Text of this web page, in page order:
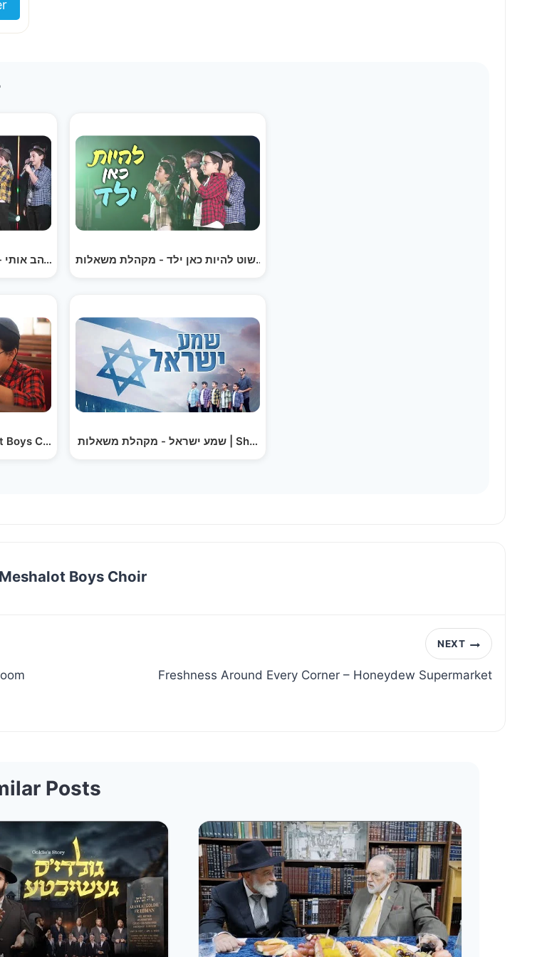
תמיד אוהב אותי - מקהלת משאלות והבוגרים | Mesholot…
Choir (Naftali Kempeh Cover) שמע ישראל - מקהלת משאלות | Shema Israel - Mishalot…
Meshalot Boys Choir
NEXT
Freshness Around Every Corner – Honeydew Supermarket
Posts